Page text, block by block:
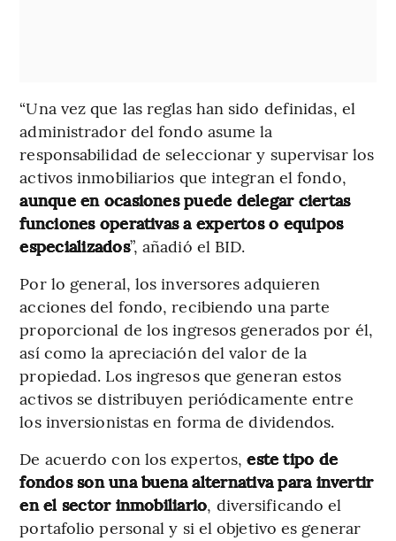
“Una vez que las reglas han sido definidas, el
administrador del fondo asume la
responsabilidad de seleccionar y supervisar los
activos inmobiliarios que integran el fondo,
aunque en ocasiones puede delegar ciertas
funciones operativas a expertos o equipos
especializados”, añadió el BID.
Por lo general, los inversores adquieren
acciones del fondo, recibiendo una parte
proporcional de los ingresos generados por él,
así como la apreciación del valor de la
propiedad. Los ingresos que generan estos
activos se distribuyen periódicamente entre
los inversionistas en forma de dividendos.
De acuerdo con los expertos,este tipo de
fondos son una buena alternativa para invertir
en el sector inmobiliario, diversificando el
portafolio personal y si el objetivo es generar